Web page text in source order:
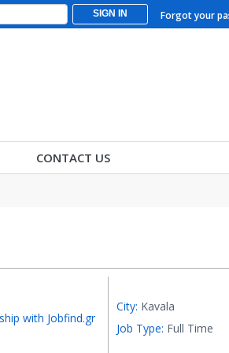
Forgot your
SIGN IN
CONTACT US
with Jobfind.gr
City: Kavala
Job Type: Full Time